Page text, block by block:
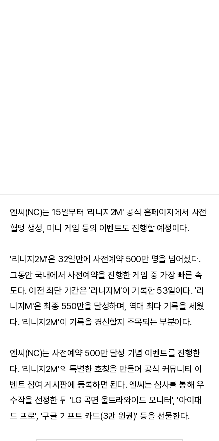
엔씨(NC)는 15일부터 '리니지2M' 공식 홈페이지에서 사전
혈맹 생성, 미니 게임 등의 이벤트도 진행할 예정이다.
'리니지2M'은 32일만에 사전예약 500만 명을 넘어섰다.
그동안 국내에서 사전예약을 진행한 게임 중 가장 빠른 속
도다. 이전 최단 기간은 '리니지M'이 기록한 53일이다. '리
니지M'은 최종 550만을 달성하며, 역대 최다 기록을 세웠
다. '리니지2M'이 기록을 경신할지 주목되는 부분이다.
엔씨(NC)는 사전예약 500만 달성 기념 이벤트를 진행한
다. '리니지2M'의 특별한 호칭을 만들어 공식 커뮤니티 이
벤트 참여 게시판에 등록하면 된다. 엔씨는 심사를 통해 우
수작을 선정한 뒤 'LG 곡면 울트라와이드 모니터', '아이패
드 프로', '구글 기프트 카드(3만 원권)' 등을 선물한다.